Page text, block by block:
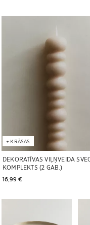
DEKORATĪVAS VIĻŅVEIDA
KOMPLEKTS (2 GAB.)
16,99 €
+ KRĀSAS
Attēls mainīts uz 1 no 5
Attēls mainīts uz 1 no 7